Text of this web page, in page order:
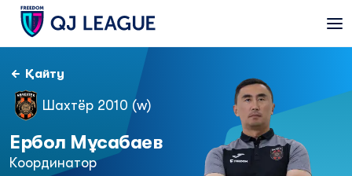
Қайту
Шахтёр 2010 (w)
Ербол Мұсабаев
Координатор